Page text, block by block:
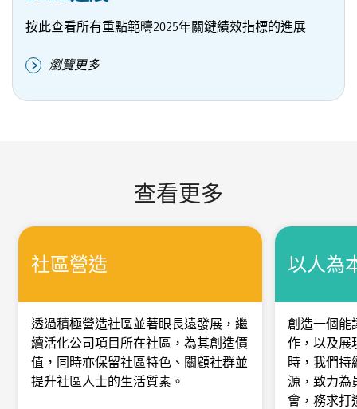
按此查看所有重點範疇2025年關鍵績效指標的進展
瀏覽更多
查看更多
社區營造
透過積極營造社區並著眼長遠發展，繼
續活化公司項目所在社區，為其創造價
值，同時亦保留社區特色、關顧社群並
提升社區人士的生活質素。
以人為
創造一個能
作，以及展
時，我們持
源，致力為
會，務求打